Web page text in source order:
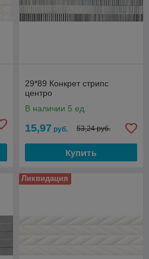
29*89 Конкрет стрипс
центро
В наличии 5 ед.
15,97 руб. 53,24 руб.
Купить
Ликвидация